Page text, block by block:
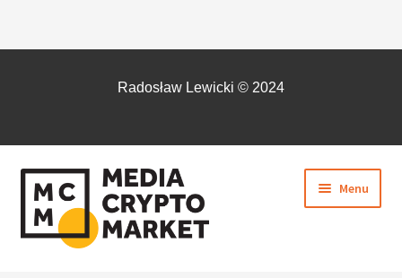
Radosław Lewicki © 2024
PRZEJDŹ
DO
NAWIGACJI
PRZEJDŹ
DO
TREŚCI
Menu